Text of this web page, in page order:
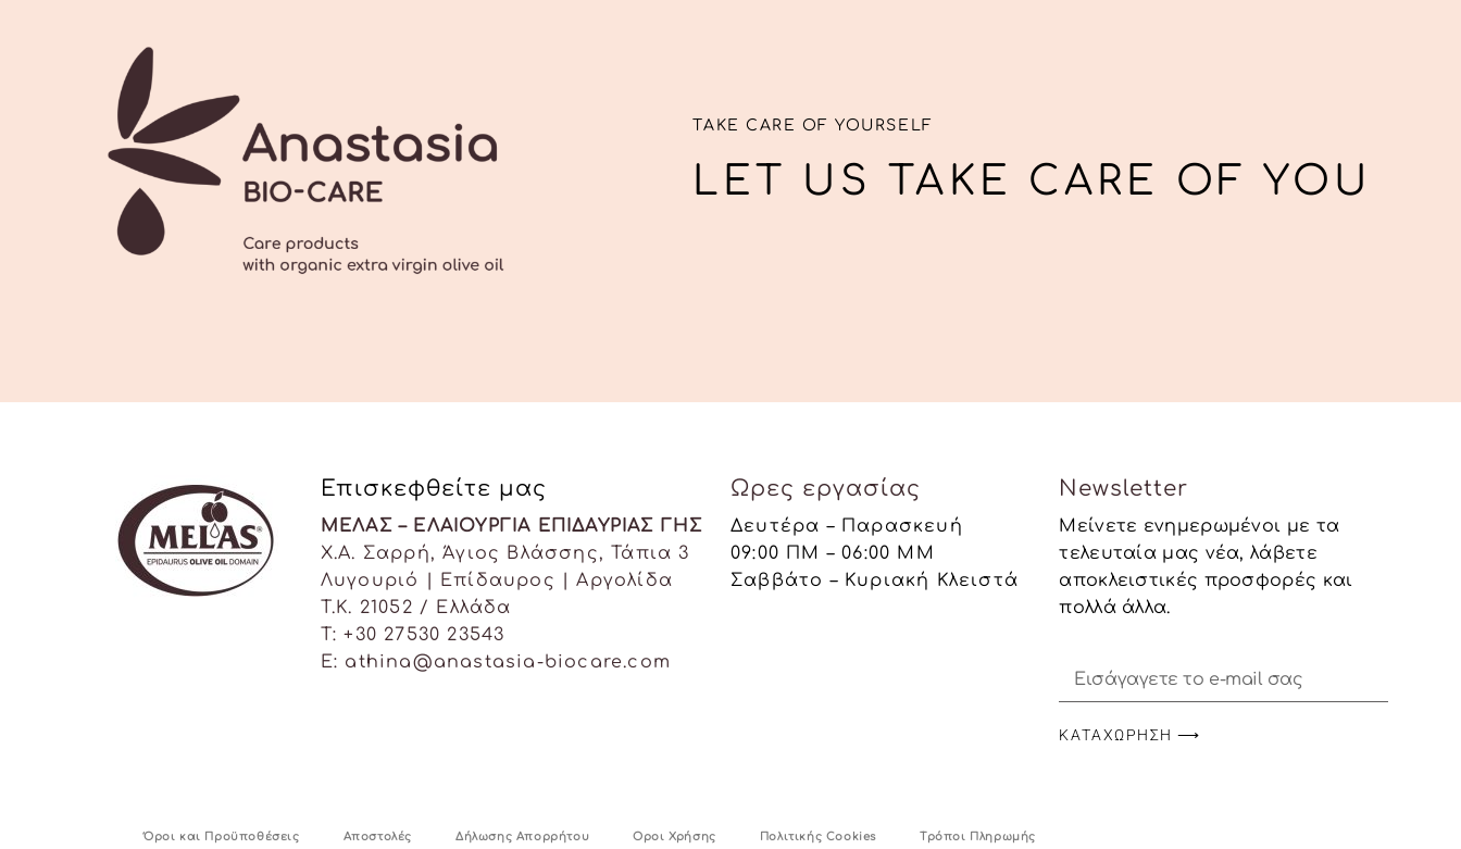
TAKE CARE OF YOURSELF
LET US TAKE CARE OF YOU
Επισκεφθείτε μας
ΜΕΛΑΣ – ΕΛΑΙΟΥΡΓΙΑ ΕΠΙΔΑΥΡΙΑΣ ΓΗΣ
Χ.Α. Σαρρή, Άγιος Βλάσσης, Τάπια 3
Λυγουριό | Επίδαυρος | Αργολίδα
T.K. 21052 / Ελλάδα
Τ: +30 27530 23543
E: athina@anastasia-biocare.com
Ωρες εργασίας
Δευτέρα – Παρασκευή
09:00 ΠΜ – 06:00 ΜΜ
Σαββάτο – Κυριακή Κλειστά
Newsletter
Μείνετε ενημερωμένοι με τα
τελευταία μας νέα, λάβετε
αποκλειστικές προσφορές και
πολλά άλλα.
ΚΑΤΑΧΏΡΗΣΗ ⟶
Όροι και Προϋποθέσεις Αποστολές Δήλωσης Απορρήτου Οροι Χρήσης Πολιτικής Cookies Τρόποι Πληρωμής